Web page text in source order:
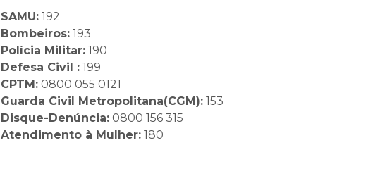
SAMU:192
Bombeiros:193
Polícia Militar:190
Defesa Civil :199
CPTM:0800 055 0121
Guarda Civil Metropolitana(CGM):153
Disque-Denúncia:0800 156 315
Atendimento à Mulher:180